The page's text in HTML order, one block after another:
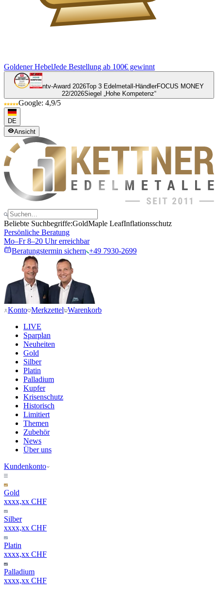
Goldener HebelJede Bestellung ab 100€ gewinnt
ntv-Award 2026Top 3 Edelmetall-HändlerFOCUS MONEY
22/2026Siegel „Hohe Kompetenz“
Google: 4,9/5
DE
Ansicht
Beliebte Suchbegriffe:GoldMaple LeafInflationsschutz
Persönliche Beratung
Mo–Fr 8–20 Uhr erreichbar
Beratungstermin sichern +49 7930-2699
Konto Merkzettel Warenkorb
LIVE
Sparplan
Neuheiten
Gold
Silber
Platin
Palladium
Kupfer
Krisenschutz
Historisch
Limitiert
Themen
Zubehör
News
Über uns
Kundenkonto
Gold
xxxx,xx CHF
Silber
xxxx,xx CHF
Platin
xxxx,xx CHF
Palladium
xxxx,xx CHF